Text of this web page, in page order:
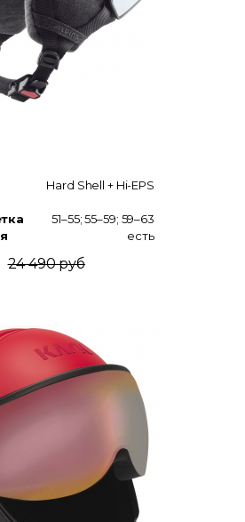
Hard Shell + Hi-EPS
51–55; 55–59; 59–63
есть
24 490 руб